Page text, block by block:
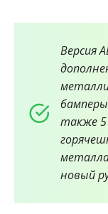
Версия
бамперы
также 5
новый